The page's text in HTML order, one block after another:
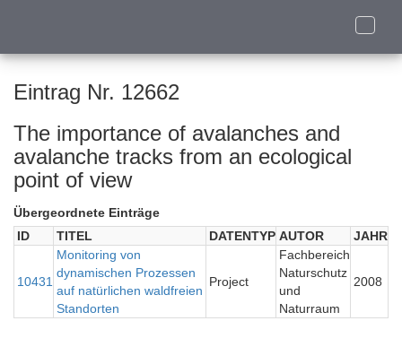
Toggle
Eintrag Nr. 12662
The importance of avalanches and
avalanche tracks from an ecological
point of view
Übergeordnete Einträge
ID
TITEL DATENTYP AUTOR JAHR
10431
Monitoring von
dynamischen Prozessen
auf natürlichen waldfreien
Standorten
Project
Fachbereich
Naturschutz
und
Naturraum
2008